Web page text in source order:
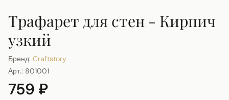
Трафарет для стен - Кирпич
узкий
Бренд: Craftstory
Арт.: 801001
759 ₽